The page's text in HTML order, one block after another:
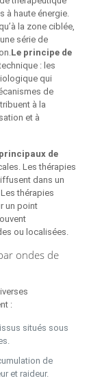
à haute énergie.
la zone ciblée,
série de
Le principe de
: les
qui
de
à la
et à
de
Les thérapies
dans un
thérapies
un point
ou localisées.
ondes de
:
situés sous
de
et raideur.